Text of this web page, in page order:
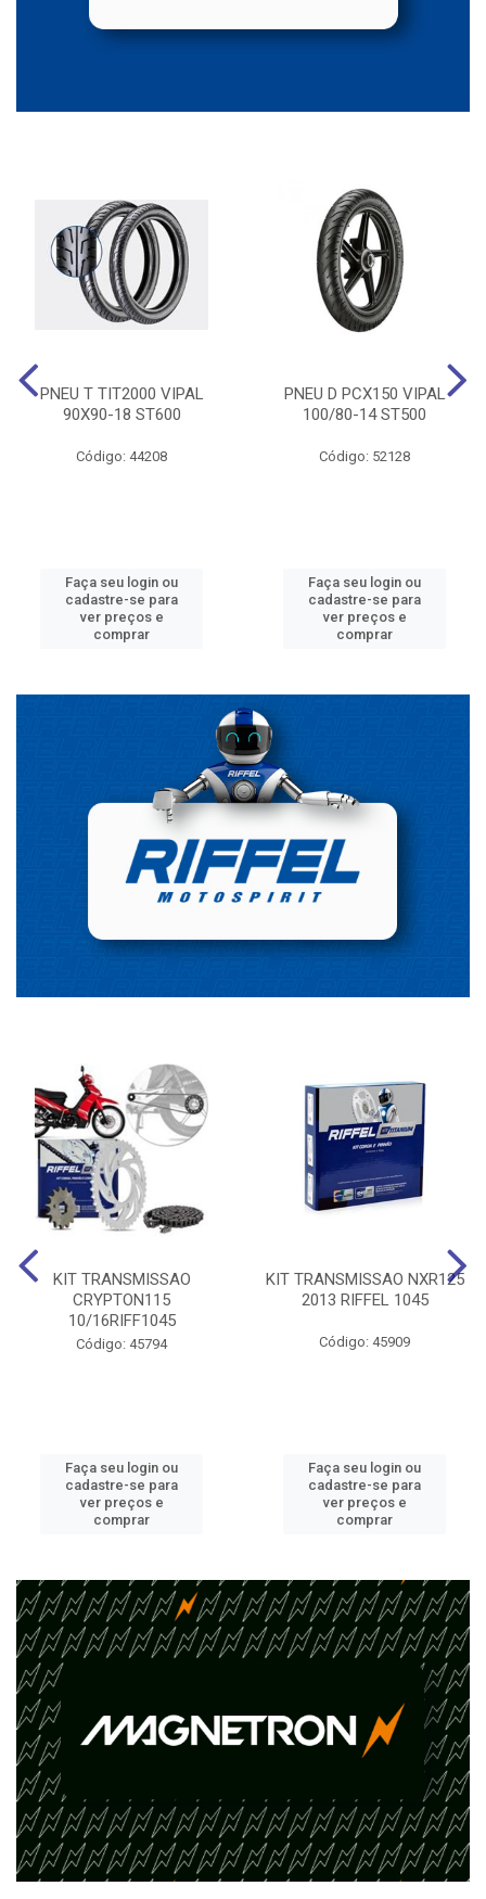
PNEU T TIT2000 VIPAL
90X90-18 ST600
Código: 44208
Faça seu login ou
cadastre-se para
ver preços e
comprar
PNEU D PCX150 VIPAL
100/80-14 ST500
Código: 52128
Faça seu login ou
cadastre-se para
ver preços e
comprar
KIT TRANSMISSAO
CRYPTON115
10/16RIFF1045
Código: 45794
Faça seu login ou
cadastre-se para
ver preços e
comprar
KIT TRANSMISSAO NXR125
2013 RIFFEL 1045
Código: 45909
Faça seu login ou
cadastre-se para
ver preços e
comprar